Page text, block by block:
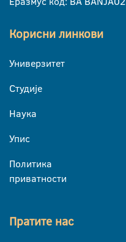
Корисни линкови
Универзитет
Студије
Наука
Упис
Политика
приватности
Пратите нас